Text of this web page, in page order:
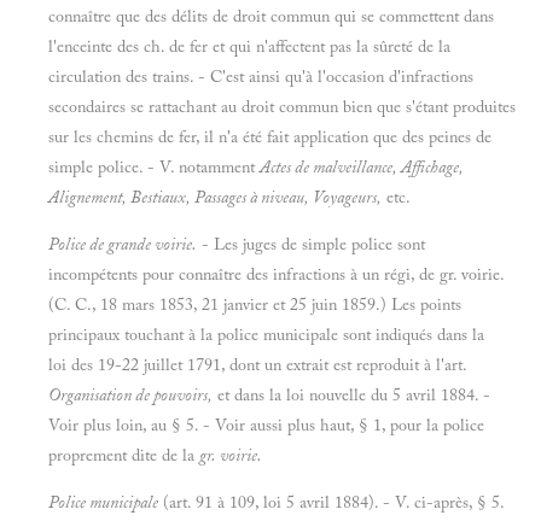
connaître que des délits de droit commun qui se commettent dans
l'enceinte des ch. de fer et qui n'affectent pas la sûreté de la
circulation des trains. - C'est ainsi qu'à l'occasion d'infractions
secondaires se rattachant au droit commun bien que s'étant produites
sur les chemins de fer, il n'a été fait application que des peines de
simple police. - V. notammentActes de malveillance, Affichage,
Alignement, Bestiaux, Passages à niveau, Voyageurs, etc.
Police de grande voirie. - Les juges de simple police sont
incompétents pour connaître des infractions à un régi, de gr. voirie.
(C. C., 18 mars 1853, 21 janvier et 25 juin 1859.) Les points
principaux touchant à la police municipale sont indiqués dans la
loi des 19-22 juillet 1791, dont un extrait est reproduit à l'art.
Organisation de pouvoirs, et dans la loi nouvelle du 5 avril 1884. -
Voir plus loin, au § 5. - Voir aussi plus haut, § 1, pour la police
proprement dite de la gr. voirie.
Police municipale (art. 91 à 109, loi 5 avril 1884). - V. ci-après, § 5.